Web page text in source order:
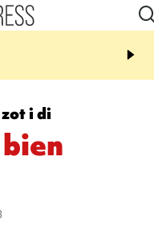
17:14
Quatre
européennes pour les
i di